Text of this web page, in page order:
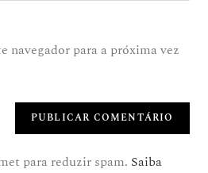
navegador para a próxima vez
para reduzir spam. Saiba